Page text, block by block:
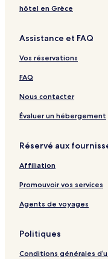
s
d
u
n
e
l
n
k
y
H
o
e
4
e
i
n
s
l
s
a
l
a
m
t
Y
m
i
n
e
hôtel en Grèce
Assistance et FAQ
Vos réservations
FAQ
Nous contacter
Évaluer un hébergement
Réservé aux
Affiliation
Promouvoir vos services
Agents de voyages
Politiques
Conditions générales